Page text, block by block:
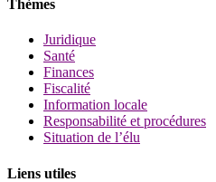
Thèmes
Juridique
Santé
Finances
Fiscalité
Information locale
Responsabilité et procédures
Situation de l’élu
Liens utiles